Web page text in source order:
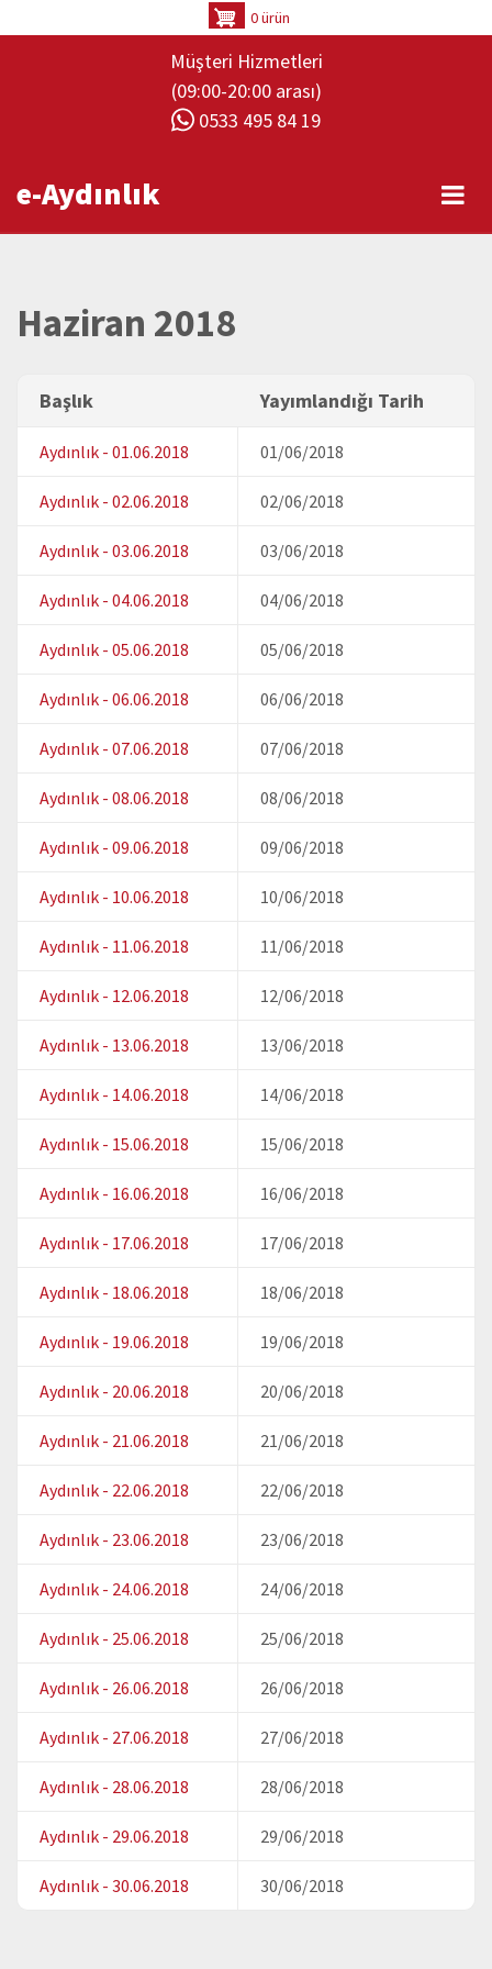
0 ürün
Müşteri Hizmetleri
(09:00-20:00 arası)
0533 495 84 19
e-Aydınlık
Haziran 2018
Başlık Yayımlandığı Tarih
Aydınlık - 01.06.2018 01/06/2018
Aydınlık - 02.06.2018 02/06/2018
Aydınlık - 03.06.2018 03/06/2018
Aydınlık - 04.06.2018 04/06/2018
Aydınlık - 05.06.2018 05/06/2018
Aydınlık - 06.06.2018 06/06/2018
Aydınlık - 07.06.2018 07/06/2018
Aydınlık - 08.06.2018 08/06/2018
Aydınlık - 09.06.2018 09/06/2018
Aydınlık - 10.06.2018 10/06/2018
Aydınlık - 11.06.2018 11/06/2018
Aydınlık - 12.06.2018 12/06/2018
Aydınlık - 13.06.2018 13/06/2018
Aydınlık - 14.06.2018 14/06/2018
Aydınlık - 15.06.2018 15/06/2018
Aydınlık - 16.06.2018 16/06/2018
Aydınlık - 17.06.2018 17/06/2018
Aydınlık - 18.06.2018 18/06/2018
Aydınlık - 19.06.2018 19/06/2018
Aydınlık - 20.06.2018 20/06/2018
Aydınlık - 21.06.2018 21/06/2018
Aydınlık - 22.06.2018 22/06/2018
Aydınlık - 23.06.2018 23/06/2018
Aydınlık - 24.06.2018 24/06/2018
Aydınlık - 25.06.2018 25/06/2018
Aydınlık - 26.06.2018 26/06/2018
Aydınlık - 27.06.2018 27/06/2018
Aydınlık - 28.06.2018 28/06/2018
Aydınlık - 29.06.2018 29/06/2018
Aydınlık - 30.06.2018 30/06/2018